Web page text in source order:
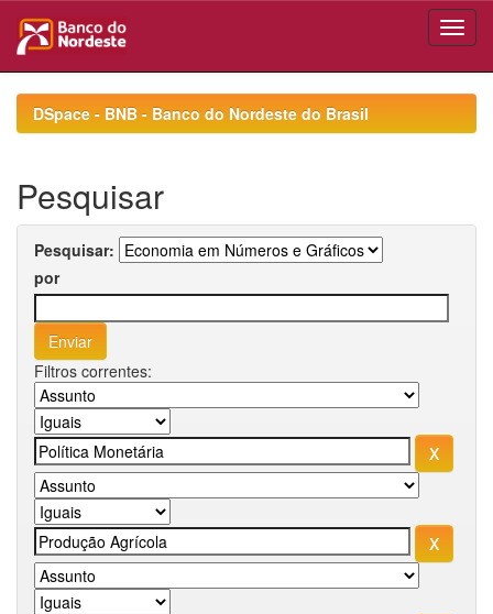
navigationDSpace - BNB - Banco do Nordeste do Brasil
Pesquisar
Pesquisar:
por
Filtros correntes: